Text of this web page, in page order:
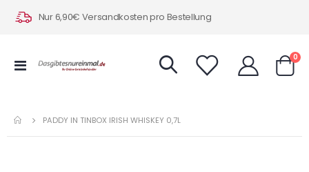
Nur 6,90€ Versandkosten pro Bestellung
Navigation
0
PADDY IN TINBOX IRISH WHISKEY 0,7L